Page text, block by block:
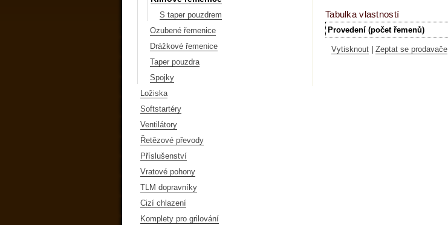
S taper pouzdrem
Ozubené řemenice
Drážkové řemenice
Taper pouzdra
Spojky
Ložiska
Softstartéry
Ventilátory
Řetězové převody
Příslušenství
Vratové pohony
TLM dopravníky
Cizí chlazení
Komplety pro grilování
Tabulka vlastností
Provedení (počet řemenů)
Vytisknout Zeptat se prodavače